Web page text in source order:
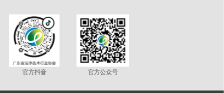
官方抖音 官方公众号